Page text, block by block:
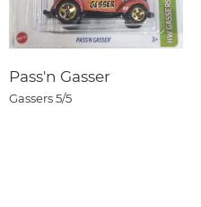
Pass'n Gasser
Gassers5/5